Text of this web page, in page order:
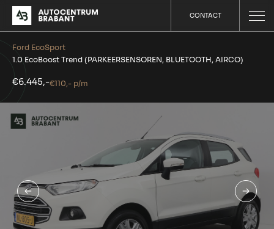
CONTACT
Ford EcoSport
1.0 EcoBoost Trend (PARKEERSENSOREN, BLUETOOTH, AIRCO)
€6.445,-€110,- p/m